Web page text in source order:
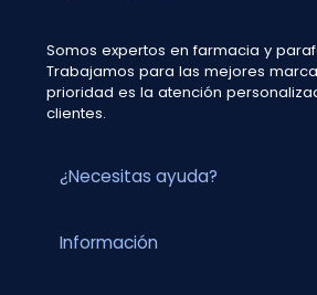
Somos expertos en farmacia y
Trabajamos para las mejores
prioridad es la atención
clientes.
¿Necesitas ayuda?
Información